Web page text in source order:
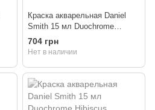
Краска акварельная Daniel
Smith 15 мл Duochrome
Autumn Mystery
704 грн
Нет в наличии